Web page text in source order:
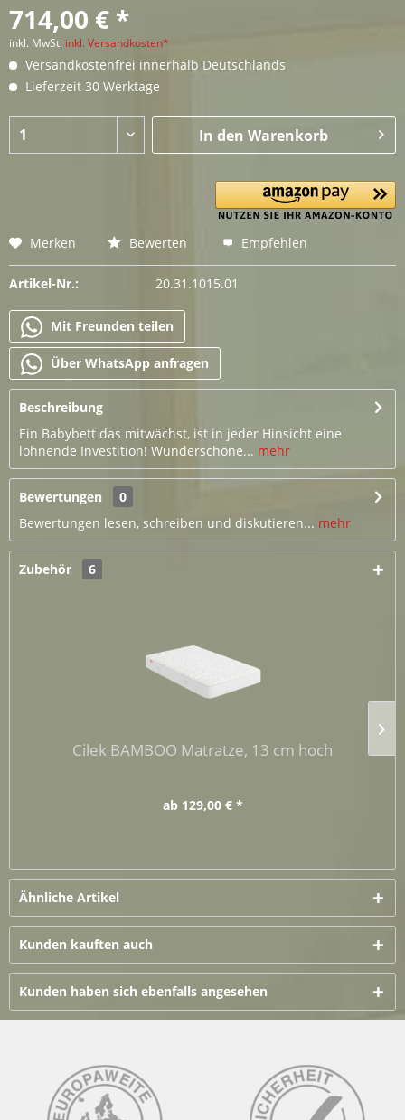
714,00 € *
inkl. MwSt. inkl. Versandkosten*
Versandkostenfrei innerhalb Deutschlands
Lieferzeit 30 Werktage
In den Warenkorb
Merken Bewerten Empfehlen
Artikel-Nr.: 20.31.1015.01
Mit Freunden teilen
Über WhatsApp anfragen
Beschreibung
Ein Babybett das mitwächst, ist in jeder Hinsicht eine
lohnende Investition! Wunderschöne... mehr
Bewertungen
0
Bewertungen lesen, schreiben und diskutieren... mehr
Zubehör 6
Cilek BAMBOO Matratze, 13 cm hoch
ab 129,00 € *
Ähnliche Artikel
Kunden kauften auch
Kunden haben sich ebenfalls angesehen